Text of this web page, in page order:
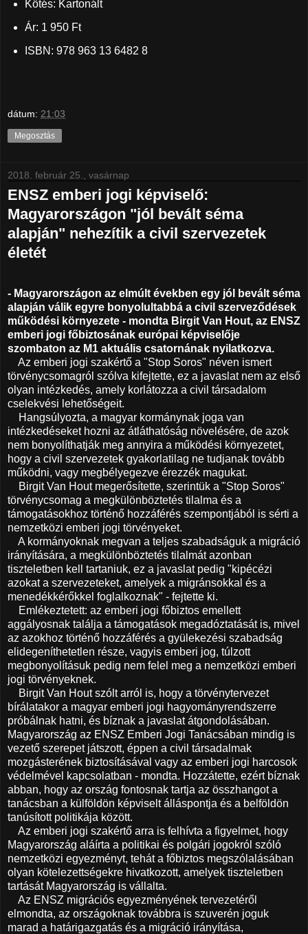
Kötés: Kartonált
Ár: 1 950 Ft
ISBN: 978 963 13 6482 8
dátum: 21:03
Megosztás
2018. február 25., vasárnap
ENSZ emberi jogi képviselő:
Magyarországon "jól bevált séma
alapján" nehezítik a civil szervezetek
életét
- Magyarországon az elmúlt években egy jól bevált séma
alapján válik egyre bonyolultabbá a civil szerveződések
működési környezete - mondta Birgit Van Hout, az ENSZ
emberi jogi főbiztosának európai képviselője
szombaton az M1 aktuális csatornának nyilatkozva.
Az emberi jogi szakértő a "Stop Soros" néven ismert
törvénycsomagról szólva kifejtette, ez a javaslat nem az első
olyan intézkedés, amely korlátozza a civil társadalom
cselekvési lehetőségeit.
Hangsúlyozta, a magyar kormánynak joga van
intézkedéseket hozni az átláthatóság növelésére, de azok
nem bonyolíthatják meg annyira a működési környezetet,
hogy a civil szervezetek gyakorlatilag ne tudjanak tovább
működni, vagy megbélyegezve érezzék magukat.
Birgit Van Hout megerősítette, szerintük a "Stop Soros"
törvénycsomag a megkülönböztetés tilalma és a
támogatásokhoz történő hozzáférés szempontjából is sérti a
nemzetközi emberi jogi törvényeket.
A kormányoknak megvan a teljes szabadságuk a migráció
irányítására, a megkülönböztetés tilalmát azonban
tiszteletben kell tartaniuk, ez a javaslat pedig "kipécézi
azokat a szervezeteket, amelyek a migránsokkal és a
menedékkérőkkel foglalkoznak" - fejtette ki.
Emlékeztetett: az emberi jogi főbiztos emellett
aggályosnak találja a támogatások megadóztatását is, mivel
az azokhoz történő hozzáférés a gyülekezési szabadság
elidegeníthetetlen része, vagyis emberi jog, túlzott
megbonyolításuk pedig nem felel meg a nemzetközi emberi
jogi törvényeknek.
Birgit Van Hout szólt arról is, hogy a törvénytervezet
bírálatakor a magyar emberi jogi hagyományrendszerre
próbálnak hatni, és bíznak a javaslat átgondolásában.
Magyarország az ENSZ Emberi Jogi Tanácsában mindig is
vezető szerepet játszott, éppen a civil társadalmak
mozgásterének biztosításával vagy az emberi jogi harcosok
védelmével kapcsolatban - mondta. Hozzátette, ezért bíznak
abban, hogy az ország fontosnak tartja az összhangot a
tanácsban a külföldön képviselt álláspontja és a belföldön
tanúsított politikája között.
Az emberi jogi szakértő arra is felhívta a figyelmet, hogy
Magyarország aláírta a politikai és polgári jogokról szóló
nemzetközi egyezményt, tehát a főbiztos megszólalásában
olyan kötelezettségekre hivatkozott, amelyek tiszteletben
tartását Magyarország is vállalta.
Az ENSZ migrációs egyezményének tervezetéről
elmondta, az országoknak továbbra is szuverén joguk
marad a határigazgatás és a migráció irányítása,